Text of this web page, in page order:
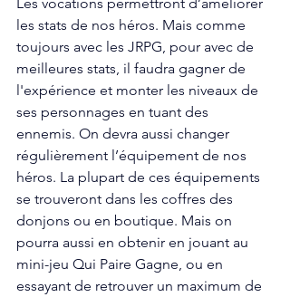
les stats de nos héros. Mais comme
toujours avec les JRPG, pour avec de
meilleures stats, il faudra gagner de
l'expérience et monter les niveaux de
ses personnages en tuant des
ennemis. On devra aussi changer
régulièrement l’équipement de nos
héros. La plupart de ces équipements
se trouveront dans les coffres des
donjons ou en boutique. Mais on
pourra aussi en obtenir en jouant au
mini-jeu Qui Paire Gagne, ou en
essayant de retrouver un maximum de